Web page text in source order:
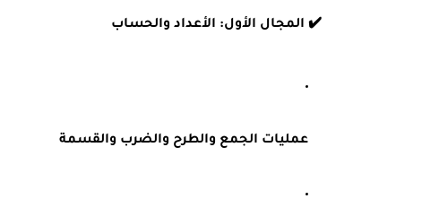
✔️ المجال الأول: الأعداد والحساب
عمليات الجمع والطرح والضرب والقسمة